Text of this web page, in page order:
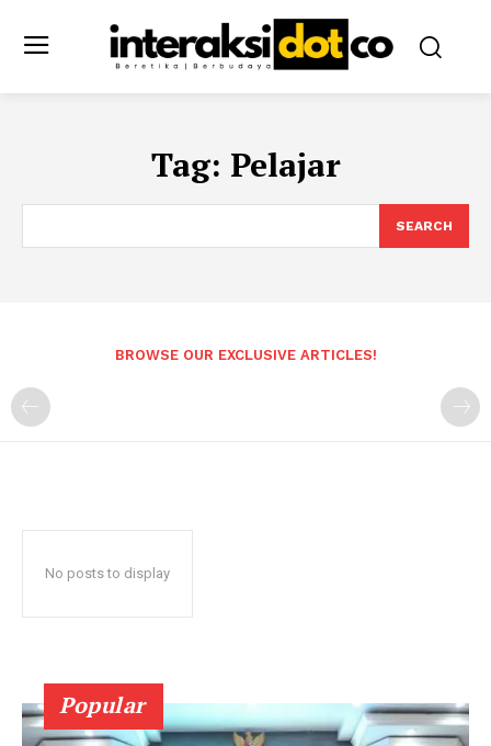
Tag: Pelajar
SEARCH
BROWSE OUR EXCLUSIVE ARTICLES!
No posts to display
Popular